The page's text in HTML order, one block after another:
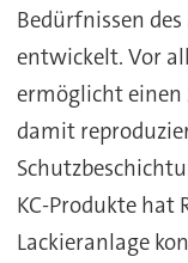
Bedürfnissen
entwickelt. Vor
ermöglicht
damit
KC-Produkte hat
Lackieranlage